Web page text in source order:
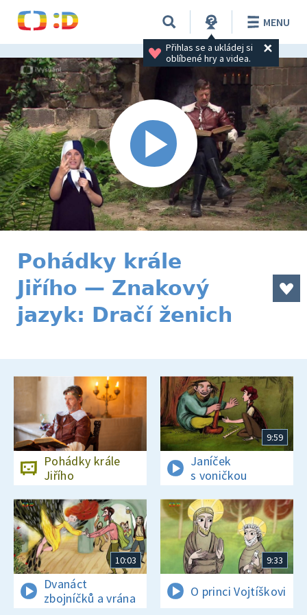
Přihlas se a ukládej si
oblíbené hry a videa.
MENU
Pohádky krále
Jiřího — Znakový
jazyk: Dračí ženich
Pohádky krále
Jiřího
9:59
Janíček
s voničkou
10:03
Dvanáct
zbojníčků a vrána
9:33
O princi Vojtíškovi